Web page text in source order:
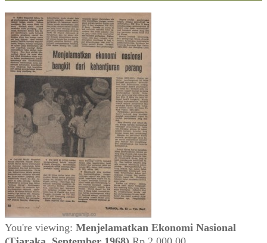
You're viewing: Menjelamatkan Ekonomi Nasional